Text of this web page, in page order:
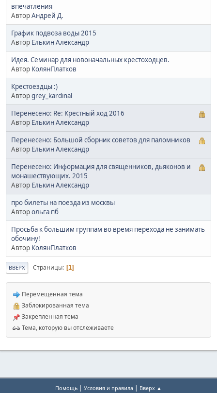
впечатления
АвторАндрей Д.
График подвоза воды 2015
Автор Елькин Александр
Идея. Семинар для новоначальных крестоходцев.
Автор КолянПлатков
Крестоездцы :)
Авторgrey_kardinal
Перенесено: Re: Крестный ход 2016
Автор Елькин Александр
Перенесено: Большой сборник советов для паломников
Автор Елькин Александр
Перенесено: Информация для священников, дьяконов и
монашествующих. 2015
Автор Елькин Александр
про билеты на поезда из москвы
Авторольга пб
Просьба к большим группам во время перехода не занимать
обочину!
Автор КолянПлатков
ВВЕРХ Страницы 1
Перемещенная тема
Заблокированная тема
Закрепленная тема
Тема, которую вы отслеживаете
Помощь | Условия и правила | Вверх ▲